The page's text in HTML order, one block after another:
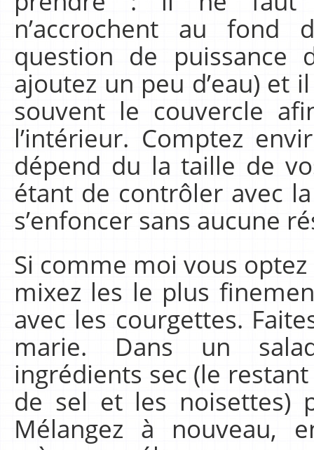
n’accrochent au fond
question de puissance
ajoutez un peu d’eau) et
souvent le couvercle
l’intérieur. Comptez
dépend du la taille de
étant de contrôler avec
s’enfoncer sans aucune
Si comme moi vous
mixez les le plus
avec les courgettes.
marie. Dans un
ingrédients sec (le
de sel et les noisettes)
Mélangez à nouveau,